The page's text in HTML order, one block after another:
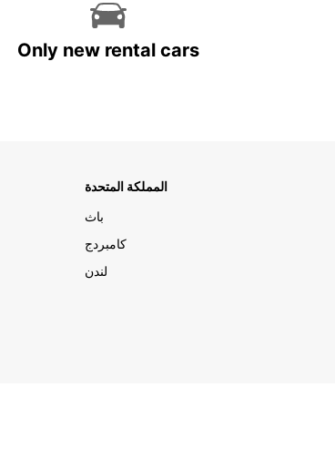
Only new rental cars
المملكة المتحدة
باث
كامبردج
لندن